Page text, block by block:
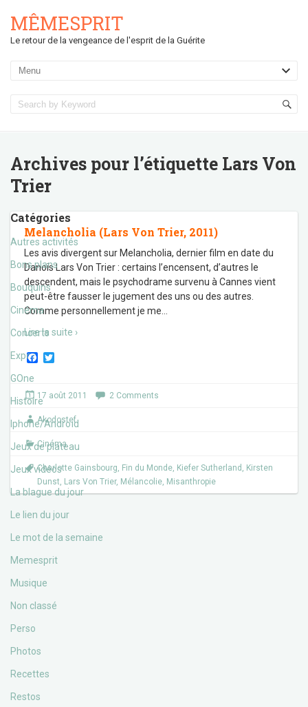
MÊMESPRIT
Le retour de la vengeance de l'esprit de la Guérite
Archives pour l’étiquette Lars Von
Trier
Catégories
Autres activités
Bons plans
Bouquins
Cinéma
Concerts
Expos
GOne
Histoire
Iphone/Androïd
Jeux de plateau
Jeux vidéos
La blague du jour
Le lien du jour
Le mot de la semaine
Memesprit
Musique
Non classé
Perso
Photos
Recettes
Restos
Melancholia (Lars Von Trier, 2011)
Les avis divergent sur Melancholia, dernier film en date du
Danois Lars Von Trier : certains l’encensent, d’autres le
descendent, mais le psychodrame survenu à Cannes vient
peut-être fausser le jugement des uns ou des autres.
Comme personnellement je me
Lire la suite ›
F
e
b
o
t
r
17 août 2011 2 Comments
Akodostef
Cinéma
Charlotte Gainsbourg, Fin du Monde, Kiefer Sutherland , Kirsten
Dunst, Lars Von Trier, Mélancolie, Misanthropie